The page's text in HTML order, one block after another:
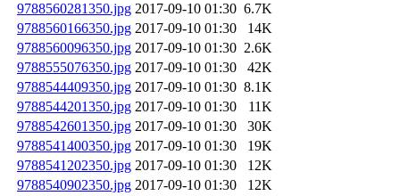
9788560281350.jpg 2017-09-10 01:30 6.7K
9788560166350.jpg 2017-09-10 01:30
14K
9788560096350.jpg 2017-09-10 01:30 2.6K
9788555076350.jpg 2017-09-10 01:30
42K
9788544409350.jpg 2017-09-10 01:30 8.1K
9788544201350.jpg 2017-09-10 01:30
11K
9788542601350.jpg 2017-09-10 01:30
30K
9788541400350.jpg 2017-09-10 01:30
19K
9788541202350.jpg 2017-09-10 01:30
12K
9788540902350.jpg 2017-09-10 01:30
12K